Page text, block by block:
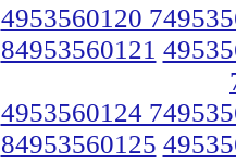
4953560120
84953560121
4953560124
84953560125